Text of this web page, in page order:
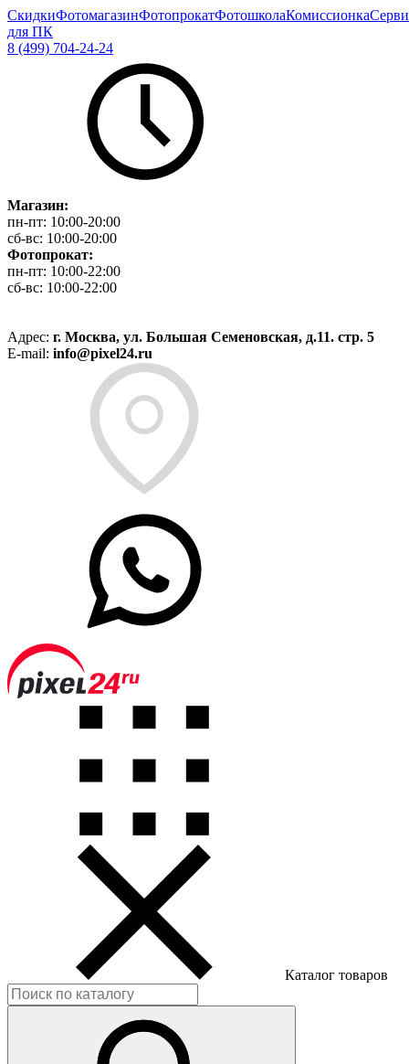
СкидкиФотомагазинФотопрокатФотошколаКомиссионка
для ПК
8 (499) 704-24-24
Магазин:
пн-пт: 10:00-20:00
сб-вс: 10:00-20:00
Фотопрокат:
пн-пт: 10:00-22:00
сб-вс: 10:00-22:00
Адрес: г. Москва, ул. Большая Семеновская, д.11. стр. 5
E-mail: info@pixel24.ru
Каталог товаров